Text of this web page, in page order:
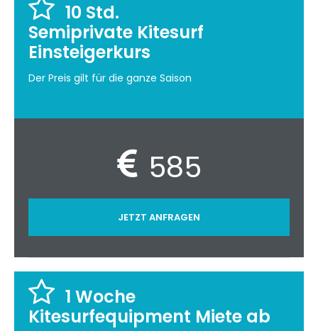
10 Std.
Semiprivate Kitesurf
Einsteigerkurs
Der Preis gilt für die ganze Saison
585
JETZT ANFRAGEN
1 Woche
Kitesurfequipment Miete ab